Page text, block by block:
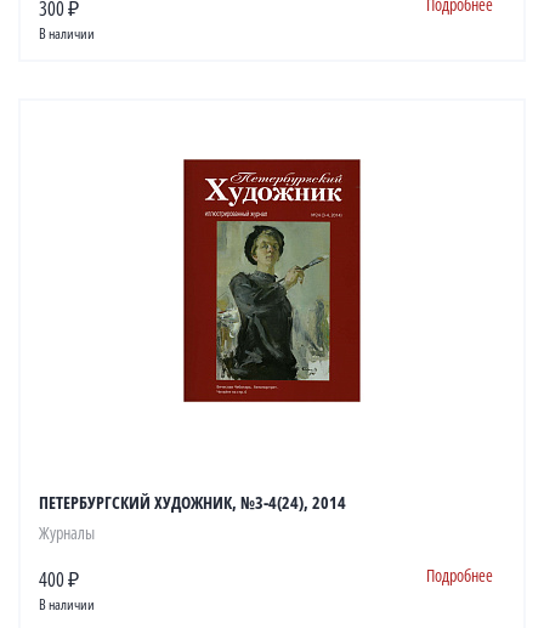
300 ₽
В наличии
ПЕТЕРБУРГСКИЙ ХУДОЖНИК, №3-4(24), 2014
Журналы
400 ₽ Подробнее
В наличии